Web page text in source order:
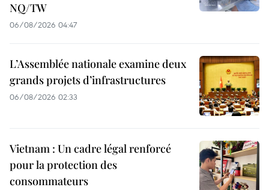
NQ/TW
06/08/2026 04:47
L’Assemblée nationale examine deux
grands projets d’infrastructures
06/08/2026 02:33
Vietnam : Un cadre légal renforcé
pour la protection des
consommateurs